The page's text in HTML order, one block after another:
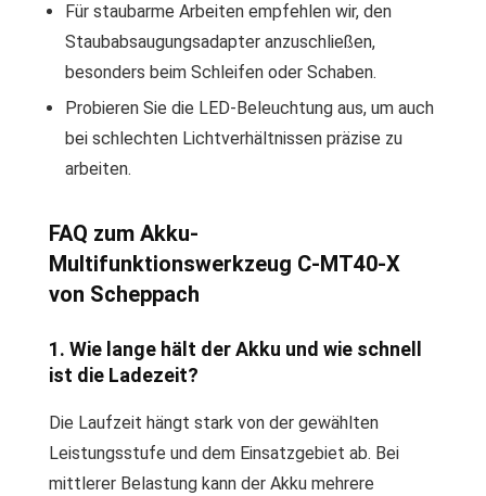
Für staubarme Arbeiten empfehlen wir, den
Staubabsaugungsadapter anzuschließen,
besonders beim Schleifen oder Schaben.
Probieren Sie die LED-Beleuchtung aus, um auch
bei schlechten Lichtverhältnissen präzise zu
arbeiten.
FAQ zum Akku-
Multifunktionswerkzeug C-MT40-X
von Scheppach
1. Wie lange hält der Akku und wie schnell
ist die Ladezeit?
Die Laufzeit hängt stark von der gewählten
Leistungsstufe und dem Einsatzgebiet ab. Bei
mittlerer Belastung kann der Akku mehrere